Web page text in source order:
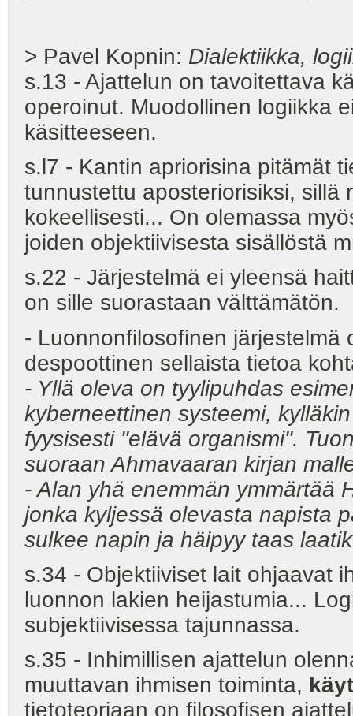
> Pavel Kopnin: Dialektiikka,
s.13 - Ajattelun on tavoitettava
operoinut. Muodollinen logiikka
käsitteeseen.
s.l7 - Kantin apriorisina pitämät
tunnustettu aposteriorisiksi, sillä
kokeellisesti... On olemassa
joiden objektiivisesta sisällöstä
s.22 - Järjestelmä ei yleensä
on sille suorastaan välttämätön.
- Luonnonfilosofinen järjestelmä
despoottinen sellaista tietoa
- Yllä oleva on tyylipuhdas
kyberneettinen systeemi,
fyysisesti "elävä organismi".
suoraan Ahmavaaran kirjan
- Alan yhä enemmän ymmärtää
jonka kyljessä olevasta napista
sulkee napin ja häipyy taas
s.34 - Objektiiviset lait ohjaavat
luonnon lakien heijastumia...
subjektiivisessa tajunnassa.
s.35 - Inhimillisen ajattelun
muuttavan ihmisen toiminta,
tietoteoriaan on filosofisen